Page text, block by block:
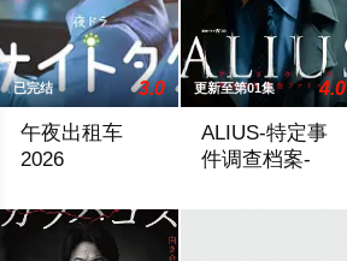
已完结 3.0
午夜出租车
2026
更新至第01集 4.0
ALIUS-特定事
件调查档案-